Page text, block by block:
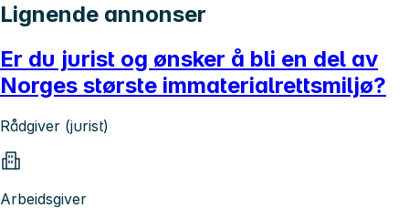
Lignende annonser
Er du jurist og ønsker å bli en del av
Norges største immaterialrettsmiljø?
Rådgiver (jurist)
Arbeidsgiver